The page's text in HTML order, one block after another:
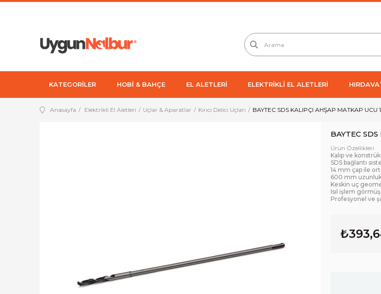
KATEGORİLER HOBİ & BAHÇE EL ALETLERİ ELEKTRİKLİ EL ALETLERİ
Anasayfa Elektrikli El Aletleri Uçlar & Aparatlar Kırıcı Delici Uçları BAYTEC SDS KALIPÇI AHŞAP MATKAP UCU
BAYTEC
Ürün Özellikleri
Kalıp ve
SDS bağlantı
14 mm çap ile
600 mm uzunluk
Keskin uç
Isıl işlem
Profesyonel ve